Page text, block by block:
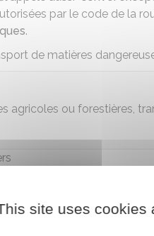
par le code de la
.
de matières
agricoles ou forestières,
des
site uses cookies